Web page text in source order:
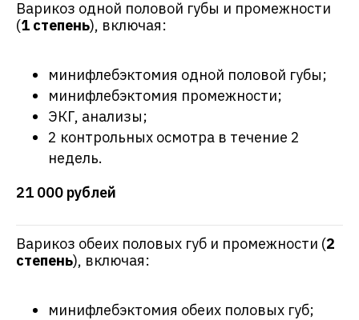
Варикоз одной половой губы и промежности
(1 степень), включая:
минифлебэктомия одной половой губы;
минифлебэктомия промежности;
ЭКГ, анализы;
2 контрольных осмотра в течение 2
недель.
21 000 рублей
Варикоз обеих половых губ и промежности (2
степень), включая:
минифлебэктомия обеих половых губ;